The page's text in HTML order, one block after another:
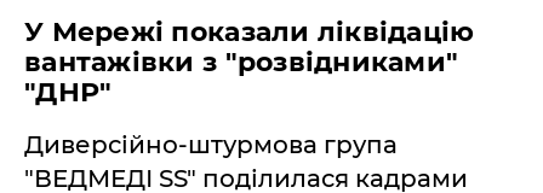
У Мережі показали ліквідацію
вантажівки з "розвідниками"
"ДНР"
Диверсійно-штурмова група
"ВЕДМЕДІ SS" поділилася кадрами